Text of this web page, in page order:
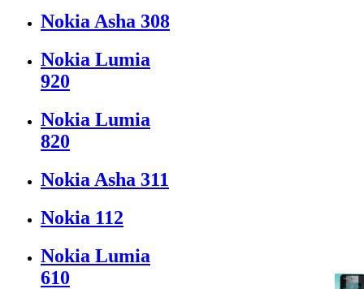
Nokia Asha 308
Nokia Lumia
920
Nokia Lumia
820
Nokia Asha 311
Nokia 112
Nokia Lumia
610